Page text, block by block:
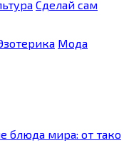
Сделай сам
Мода
блюда мира: от тако